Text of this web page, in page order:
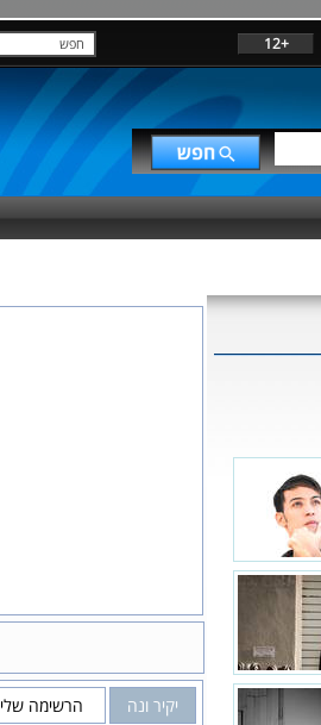
+12
יקיר ונה הרשימה שלי